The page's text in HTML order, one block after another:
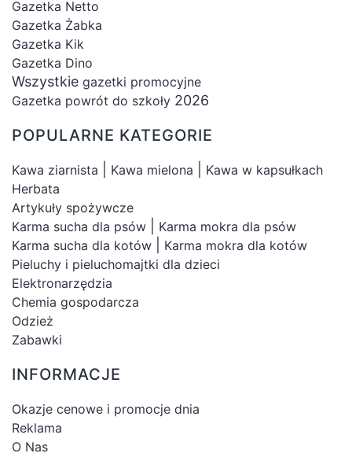
Gazetka Netto
Gazetka Żabka
Gazetka Kik
Gazetka Dino
Wszystkie gazetki promocyjne
Gazetka powrót do szkoły 2026
POPULARNE KATEGORIE
Kawa ziarnista Kawa mielona
Kawa w kapsułkach
Herbata
Artykuły spożywcze
Karma sucha dla psów
Karma mokra dla psów
Karma sucha dla kotów
Karma mokra dla kotów
Pieluchy i pieluchomajtki dla dzieci
Elektronarzędzia
Chemia gospodarcza
Odzież
Zabawki
INFORMACJE
Okazje cenowe i promocje dnia
Reklama
O Nas